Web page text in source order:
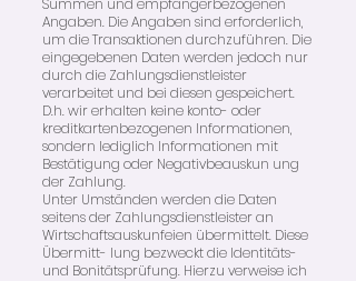
Summen und empfängerbezogenen
Angaben. Die Angaben sind erforderlich,
um die Transaktionen durchzuführen. Die
eingegebenen Daten werden jedoch nur
durch die Zahlungsdienstleister
verarbeitet und bei diesen gespeichert.
D.h. wir erhalten keine konto- oder
kreditkartenbezogenen Informationen,
sondern lediglich Informationen mit
Bestätigung oder Negativbeauskun ung
der Zahlung.
Unter Umständen werden die Daten
seitens der Zahlungsdienstleister an
Wirtschaftsauskunfeien übermittelt. Diese
Übermitt- lung bezweckt die Identitäts-
und Bonitätsprüfung. Hierzu verweise ich